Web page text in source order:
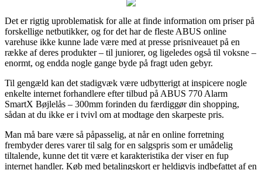
Det er rigtig uproblematisk for alle at finde information om priser på
forskellige netbutikker, og for det har de fleste ABUS online
varehuse ikke kunne lade være med at presse prisniveauet på en
række af deres produkter – til juniorer, og ligeledes også til voksne –
enormt, og endda nogle gange byde på fragt uden gebyr.
Til gengæld kan det stadigvæk være udbytterigt at inspicere nogle
enkelte internet forhandlere efter tilbud på ABUS 770 Alarm
SmartX Bøjlelås – 300mm forinden du færdiggør din shopping,
sådan at du ikke er i tvivl om at modtage den skarpeste pris.
Man må bare være så påpasselig, at når en online forretning
frembyder deres varer til salg for en salgspris som er umådelig
tiltalende, kunne det tit være et karakteristika der viser en fup
internet handler. Køb med betalingskort er heldigvis indbefattet af en